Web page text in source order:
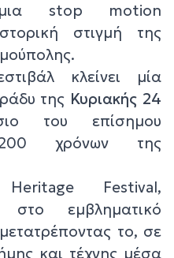
μια stop motion
στιγμή της
κλείνει μία
της Κυριακής 24
του επίσημου
χρόνων της
Festival,
στο εμβληματικό
το, σε
και τέχνης μέσα